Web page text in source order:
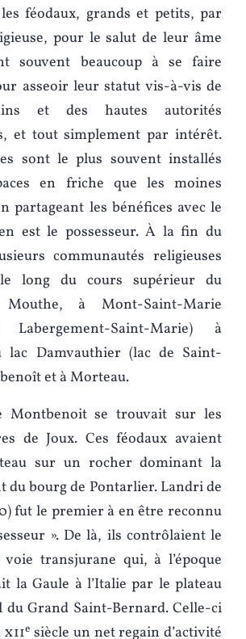
féodaux, grands et petits, par
pour le salut de leur âme
souvent beaucoup à se faire
asseoir leur statut vis-à-vis de
et des hautes autorités
et tout simplement par intérêt.
sont le plus souvent installés
en friche que les moines
partageant les bénéfices avec le
est le possesseur. À la fin du
communautés religieuses
le long du cours supérieur du
à Mont-Saint-Marie
Labergement-Saint-Marie) à
lac Damvauthier (lac de Saint-
et à Morteau.
Montbenoit se trouvait sur les
de Joux. Ces féodaux avaient
sur un rocher dominant la
du bourg de Pontarlier. Landri de
fut le premier à en être reconnu
». De là, ils contrôlaient le
voie transjurane qui, à l’époque
la Gaule à l’Italie par le plateau
du Grand Saint-Bernard. Celle-ci
xiie siècle un net regain d’activité